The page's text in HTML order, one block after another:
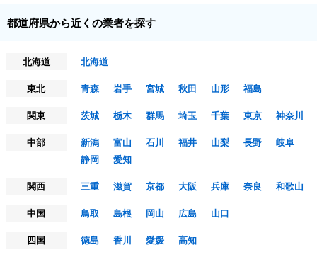
都道府県から近くの業者を探す
北海道
北海道
東北
青森 岩手 宮城 秋田 山形
福島
関東
茨城 栃木 群馬 埼玉 千葉 東京
神奈川
中部
新潟 富山 石川 福井 山梨 長野
岐阜
静岡
愛知
関西
三重 滋賀 京都 大阪 兵庫 奈良
和歌山
中国
鳥取 島根 岡山 広島
山口
四国
徳島 香川 愛媛
高知